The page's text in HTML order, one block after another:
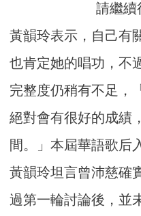
請繼
黃韻玲表示，自己有
也肯定她的唱功，不
完整度仍稍有不足，
絕對會有很好的成績
間。」本屆華語歌后
黃韻玲坦言曾沛慈確
過第一輪討論後，並